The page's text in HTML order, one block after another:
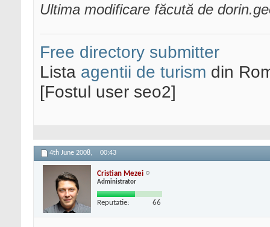
Ultima modificare făcută de
Free directory submitter
Lista agentii de turism din
[Fostul user seo2]
4th June 2008, 00:43
Cristian Mezei
Administrator
Reputatie: 66